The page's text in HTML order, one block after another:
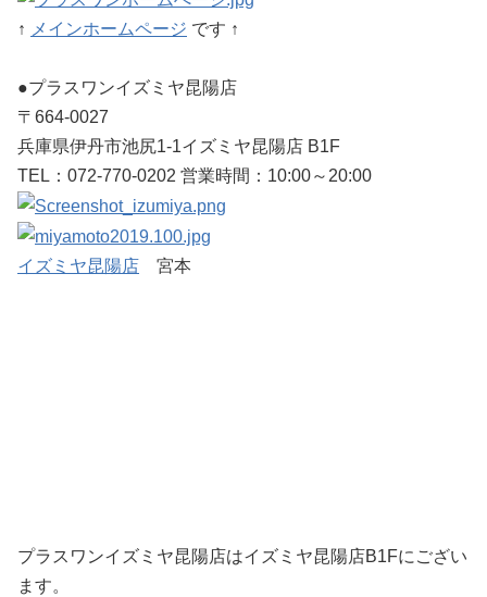
↑ メインホームページ です ↑
●プラスワンイズミヤ昆陽店
〒664-0027
兵庫県伊丹市池尻1-1イズミヤ昆陽店 B1F
TEL：072-770-0202 営業時間：10:00～20:00
イズミヤ昆陽店 宮本
プラスワンイズミヤ昆陽店はイズミヤ昆陽店B1Fにござい
ます。